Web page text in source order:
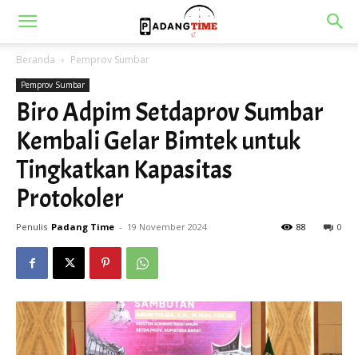
Beranda Pemprov Sumbar
Pemprov Sumbar
Biro Adpim Setdaprov Sumbar
Kembali Gelar Bimtek untuk
Tingkatkan Kapasitas
Protokoler
Penulis Padang Time - 19 November 2024 0
88